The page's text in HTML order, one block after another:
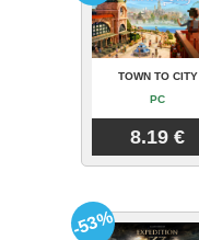
TOWN TO CITY
PC
8.19 €
-53%